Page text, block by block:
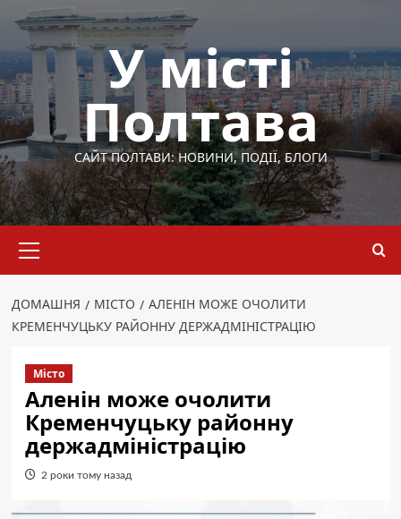
Перейти
вмісту
У місті
Полтава
САЙТ ПОЛТАВИ: НОВИНИ, ПОДІЇ, БЛОГИ
меню
ДОМАШНЯ МІСТО
АЛЕНІН МОЖЕ ОЧОЛИТИ
КРЕМЕНЧУЦЬКУ РАЙОННУ ДЕРЖАДМІНІСТРАЦІЮ
Місто
Аленін може очолити
Кременчуцьку районну
держадміністрацію
2 роки тому назад